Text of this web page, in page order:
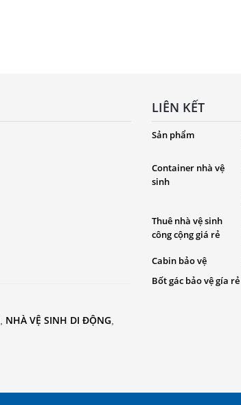
NHÀ VỆ SINH DI ĐỘNG
LIÊN KẾT
Sản phẩm
Container nhà vệ
sinh
Thuê nhà vệ sinh
công cộng giá rẻ
Cabin bảo vệ
Bốt gác bảo vệ gía rẻ